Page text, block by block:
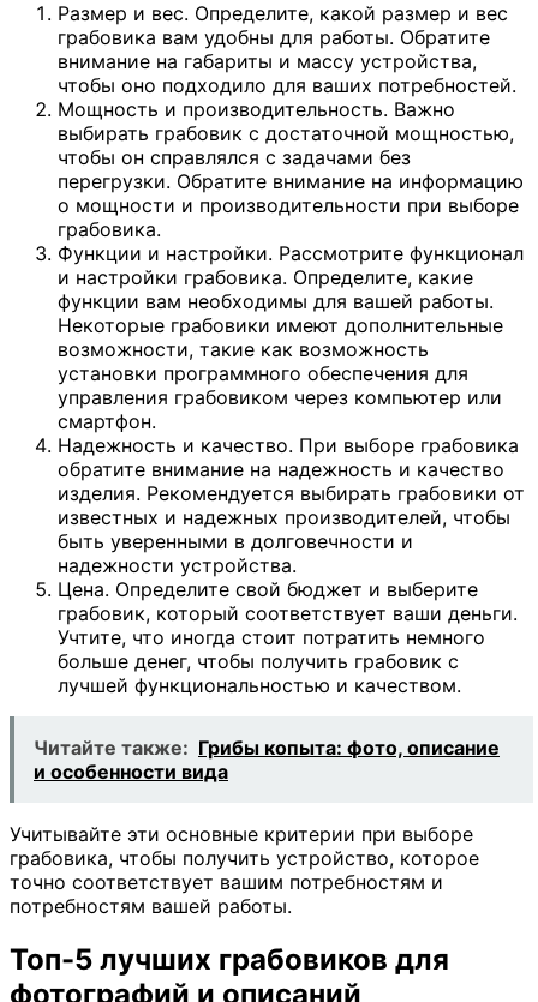
Размер и вес. Определите, какой размер и вес
грабовика вам удобны для работы. Обратите
внимание на габариты и массу устройства,
чтобы оно подходило для ваших потребностей.
Мощность и производительность. Важно
выбирать грабовик с достаточной мощностью,
чтобы он справлялся с задачами без
перегрузки. Обратите внимание на информацию
о мощности и производительности при выборе
грабовика.
Функции и настройки. Рассмотрите функционал
и настройки грабовика. Определите, какие
функции вам необходимы для вашей работы.
Некоторые грабовики имеют дополнительные
возможности, такие как возможность
установки программного обеспечения для
управления грабовиком через компьютер или
смартфон.
Надежность и качество. При выборе грабовика
обратите внимание на надежность и качество
изделия. Рекомендуется выбирать грабовики от
известных и надежных производителей, чтобы
быть уверенными в долговечности и
надежности устройства.
Цена. Определите свой бюджет и выберите
грабовик, который соответствует ваши деньги.
Учтите, что иногда стоит потратить немного
больше денег, чтобы получить грабовик с
лучшей функциональностью и качеством.
Читайте также: Грибы копыта: фото, описание
и особенности вида
Учитывайте эти основные критерии при выборе
грабовика, чтобы получить устройство, которое
точно соответствует вашим потребностям и
потребностям вашей работы.
Топ-5 лучших грабовиков для
фотографий и описаний